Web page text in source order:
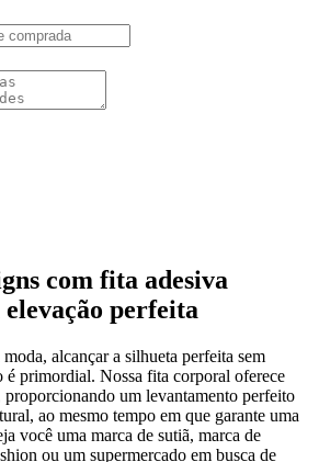
com fita adesiva
perfeita
alcançar a silhueta perfeita sem
é primordial. Nossa fita corporal oferece
um levantamento perfeito
ao mesmo tempo em que garante uma
você uma marca de sutiã, marca de
ou um supermercado em busca de